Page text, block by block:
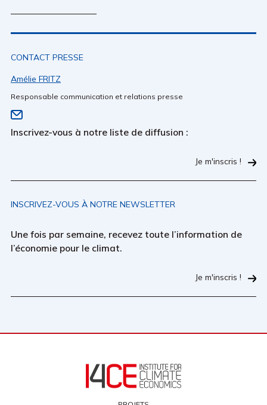
CONTACT PRESSE
Amélie FRITZ
Responsable communication et relations presse
Inscrivez-vous à notre liste de diffusion :
Je m'inscris !
INSCRIVEZ-VOUS À NOTRE NEWSLETTER
Une fois par semaine, recevez toute l’information de
l’économie pour le climat.
Je m'inscris !